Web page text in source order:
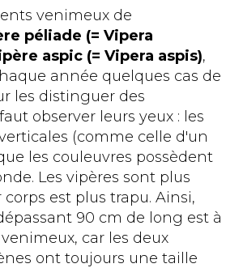
venimeux de
péliade (= Vipera
aspic (= Vipera aspis),
année quelques cas de
les distinguer des
observer leurs yeux : les
(comme celle d'un
les couleuvres possèdent
Les vipères sont plus
est plus trapu. Ainsi,
90 cm de long est à
car les deux
ont toujours une taille